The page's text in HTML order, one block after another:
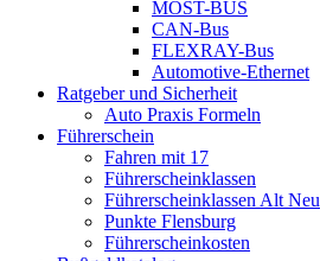
MOST-BUS
CAN-Bus
FLEXRAY-Bus
Automotive-Ethernet
Ratgeber und Sicherheit
Auto Praxis Formeln
Führerschein
Fahren mit 17
Führerscheinklassen
Führerscheinklassen Alt Neu
Punkte Flensburg
Führerscheinkosten